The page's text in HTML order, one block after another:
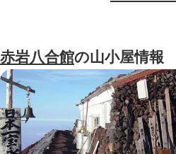
赤岩八合館の山小屋情報